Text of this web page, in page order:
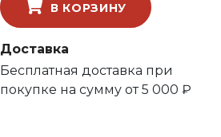
В КОРЗИНУ
Доставка
Бесплатная доставка при
покупке на сумму от 5 000 ₽